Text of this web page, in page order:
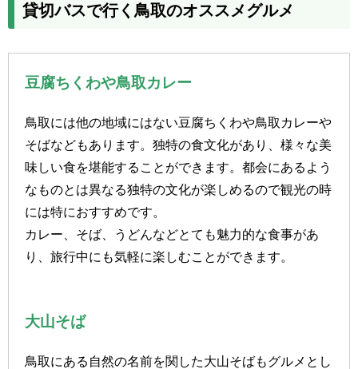
貸切バスで行く鳥取のオススメグルメ
豆腐ちくわや鳥取カレー
鳥取には他の地域にはない豆腐ちくわや鳥取カレーや
そばなどもあります。独特の食文化があり、様々な美
味しい食を堪能することができます。都会にあるよう
なものとは異なる独特の文化が楽しめるので観光の時
には特におすすめです。
カレー、そば、うどんなどとても魅力的な食事があ
り、旅行中にも気軽に楽しむことができます。
大山そば
鳥取にある自然の名前を関した大山そばもグルメとし